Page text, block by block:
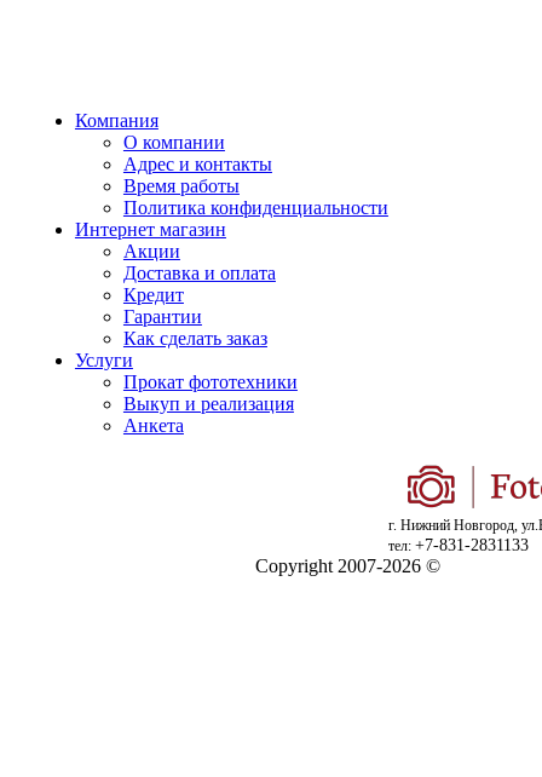
Компания
О компании
Адрес и контакты
Время работы
Политика конфиденциальности
Интернет магазин
Акции
Доставка и оплата
Кредит
Гарантии
Как сделать заказ
Услуги
Прокат фототехники
Выкуп и реализация
Анкета
г. Нижний Новгород,
тел: +7-831-2831133
Copyright 2007-2026 ©